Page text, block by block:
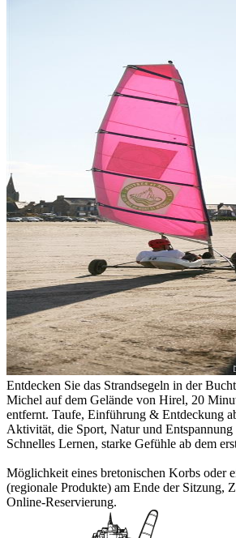
Entdecken Sie das Strandsegeln in der
Michel auf dem Gelände von Hirel, 20
entfernt. Taufe, Einführung & Entdeckung
Aktivität, die Sport, Natur und Entspannung
Schnelles Lernen, starke Gefühle ab dem
Möglichkeit eines bretonischen Korbs oder
(regionale Produkte) am Ende der Sitzung,
Online-Reservierung.